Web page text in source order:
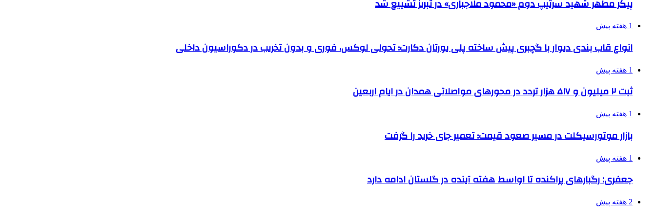
پیکر مطهر شهید سرتیپ دوم «محمود ملاجباری» در تبریز تشییع شد
1 هفته پیش
انواع قاب بندی دیوار با گچبری پیش ساخته پلی یورتان دکارت؛ تحولی لوکس، فوری و بدون تخریب در دکوراسیون داخلی
1 هفته پیش
ثبت ۲ میلیون و ۵۱۷ هزار تردد در محورهای مواصلاتی همدان در ایام اربعین
1 هفته پیش
بازار موتورسیکلت در مسیر صعود قیمت؛ تعمیر جای خرید را گرفت
1 هفته پیش
جعفری: رگبارهای پراکنده تا اواسط هفته آینده در گلستان ادامه دارد
2 هفته پیش